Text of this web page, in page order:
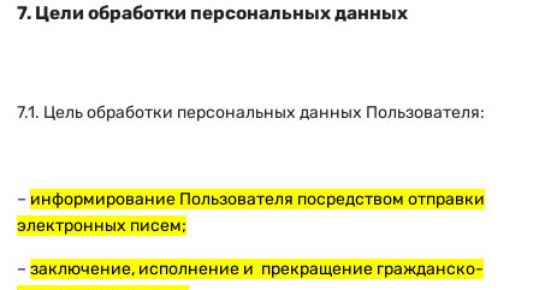
7. Цели обработки персональных данных
7.1. Цель обработки персональных данных Пользователя:
– информирование Пользователя посредством отправки
электронных писем;
– заключение, исполнение и прекращение гражданско-